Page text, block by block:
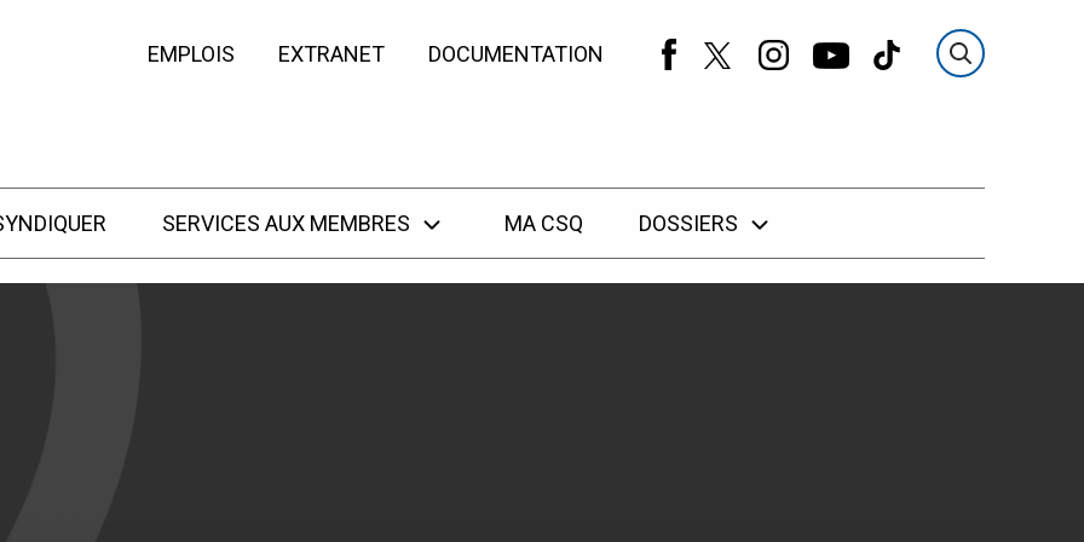
EMPLOIS EXTRANET DOCUMENTATION
SERVICES AUX MEMBRES MA CSQ DOSSIERS